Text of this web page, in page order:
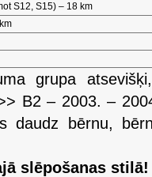
S12, S15) – 18 km
grupa
B2 – 2003. –
daudz bērnu,
slēpošanas